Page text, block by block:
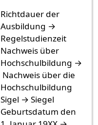
Richtdauer der
Ausbildung →
Regelstudienzeit
Nachweis über
Hochschulbildung →
Nachweis über die
Hochschulbildung
Sigel → Siegel
Geburtsdatum den